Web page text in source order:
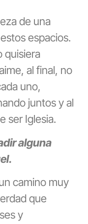
de una
espacios.
quisiera
al final, no
uno,
juntos y al
ser Iglesia.
alguna
camino muy
que
y